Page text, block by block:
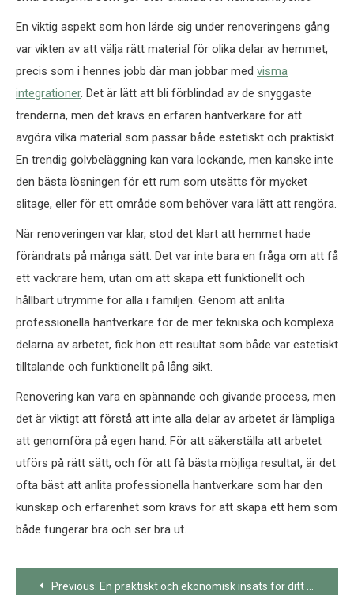
En viktig aspekt som hon lärde sig under renoveringens gång
var vikten av att välja rätt material för olika delar av hemmet,
precis som i hennes jobb där man jobbar med visma
integrationer. Det är lätt att bli förblindad av de snyggaste
trenderna, men det krävs en erfaren hantverkare för att
avgöra vilka material som passar både estetiskt och praktiskt.
En trendig golvbeläggning kan vara lockande, men kanske inte
den bästa lösningen för ett rum som utsätts för mycket
slitage, eller för ett område som behöver vara lätt att rengöra.
När renoveringen var klar, stod det klart att hemmet hade
förändrats på många sätt. Det var inte bara en fråga om att få
ett vackrare hem, utan om att skapa ett funktionellt och
hållbart utrymme för alla i familjen. Genom att anlita
professionella hantverkare för de mer tekniska och komplexa
delarna av arbetet, fick hon ett resultat som både var estetiskt
tilltalande och funktionellt på lång sikt.
Renovering kan vara en spännande och givande process, men
det är viktigt att förstå att inte alla delar av arbetet är lämpliga
att genomföra på egen hand. För att säkerställa att arbetet
utförs på rätt sätt, och för att få bästa möjliga resultat, är det
ofta bäst att anlita professionella hantverkare som har den
kunskap och erfarenhet som krävs för att skapa ett hem som
både fungerar bra och ser bra ut.
PostPrevious: En praktiskt och ekonomisk insats för ditt hem